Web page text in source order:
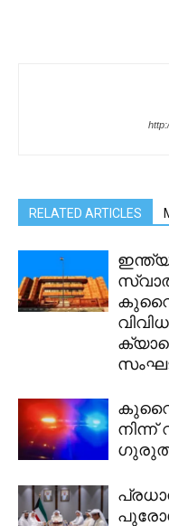
RELATED ARTICLES